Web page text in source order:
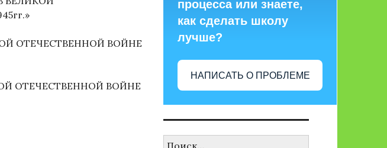
ОТЕЧЕСТВЕННОЙ ВОЙНЕ
ОТЕЧЕСТВЕННОЙ ВОЙНЕ
процесса или знаете,
как сделать школу
лучше?
НАПИСАТЬ О ПРОБЛЕМЕ